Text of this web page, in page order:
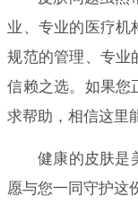
业、专业的医疗机
规范的管理、专业
信赖之选。如果您
求帮助，相信这里
健康的皮肤是
愿与您一同守护这